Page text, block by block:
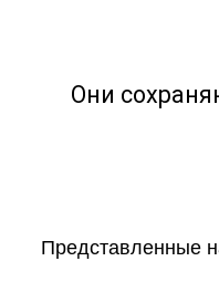
Они
Представленные